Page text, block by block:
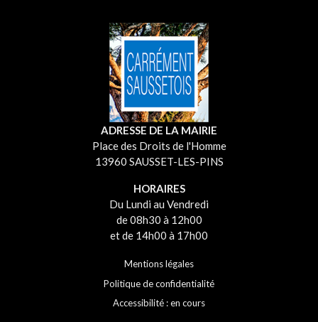
ADRESSE DE LA MAIRIE
Place des Droits de l'Homme
13960 SAUSSET-LES-PINS
HORAIRES
Du Lundi au Vendredi
de 08h30 à 12h00
et de 14h00 à 17h00
Mentions légales
Politique de confidentialité
Accessibilité : en cours